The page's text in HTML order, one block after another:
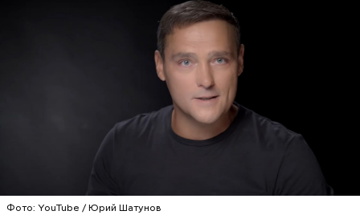
Фото: YouTube / Юрий Шатунов
При выборе дыни эксперт посоветовала